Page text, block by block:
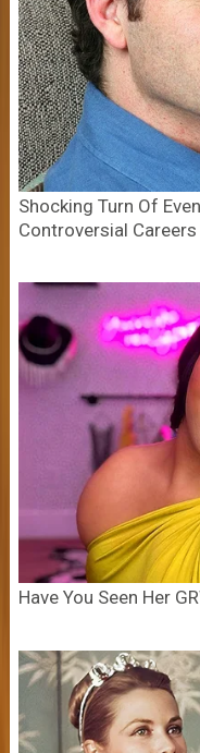
Shocking Turn Of
Controversial Careers
Have You Seen Her